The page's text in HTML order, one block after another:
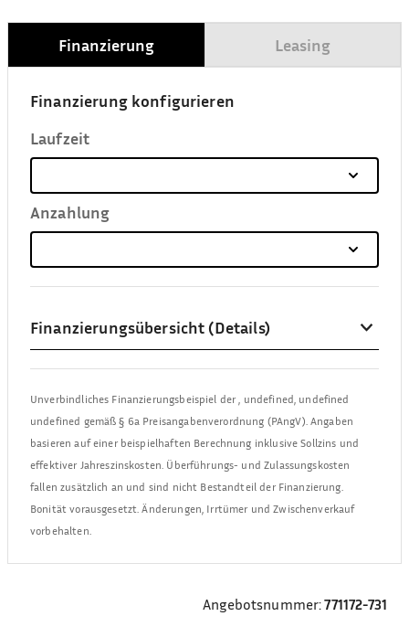
Finanzierung Leasing
Finanzierung konfigurieren
Laufzeit
Anzahlung
Finanzierungsübersicht (Details)
Unverbindliches Finanzierungsbeispiel der, undefined, undefined
undefined gemäß § 6a Preisangabenverordnung (PAngV). Angaben
basieren auf einer beispielhaften Berechnung inklusive Sollzins und
effektiver Jahreszinskosten. Überführungs- und Zulassungskosten
fallen zusätzlich an und sind nicht Bestandteil der Finanzierung.
Bonität vorausgesetzt. Änderungen, Irrtümer und Zwischenverkauf
vorbehalten.
Angebotsnummer:771172-731